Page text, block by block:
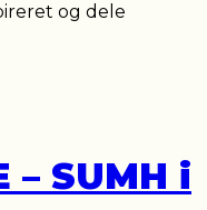
og dele
– SUMH i